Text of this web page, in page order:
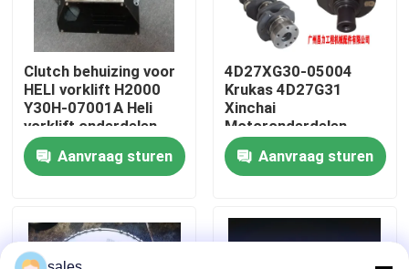
Kwaliteitscontrole
Neem contact met ons op
Vraag een offerte
Montage van motorblokken en toebehoren
Clutch behuizing voor
HELI vorklift H2000
Y30H-07001A Heli
vorklift onderdelen
Aanvraag sturen
4D27XG30-05004
Krukas 4D27G31
Xinchai
Motoronderdelen
Aanvraag sturen